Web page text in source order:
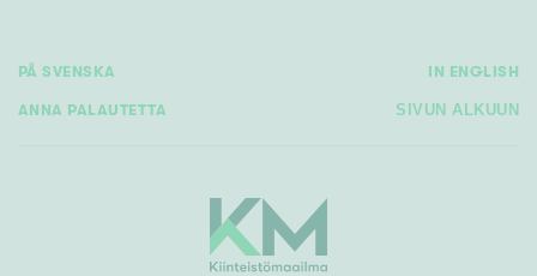
PÅ SVENSKA IN ENGLISH
ANNA PALAUTETTA SIVUN ALKUUN